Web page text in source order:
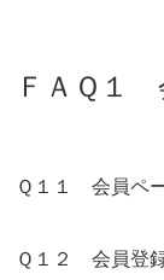
ＦＡＱ１
Ｑ１１ 会員ペ
Ｑ１２ 会員登